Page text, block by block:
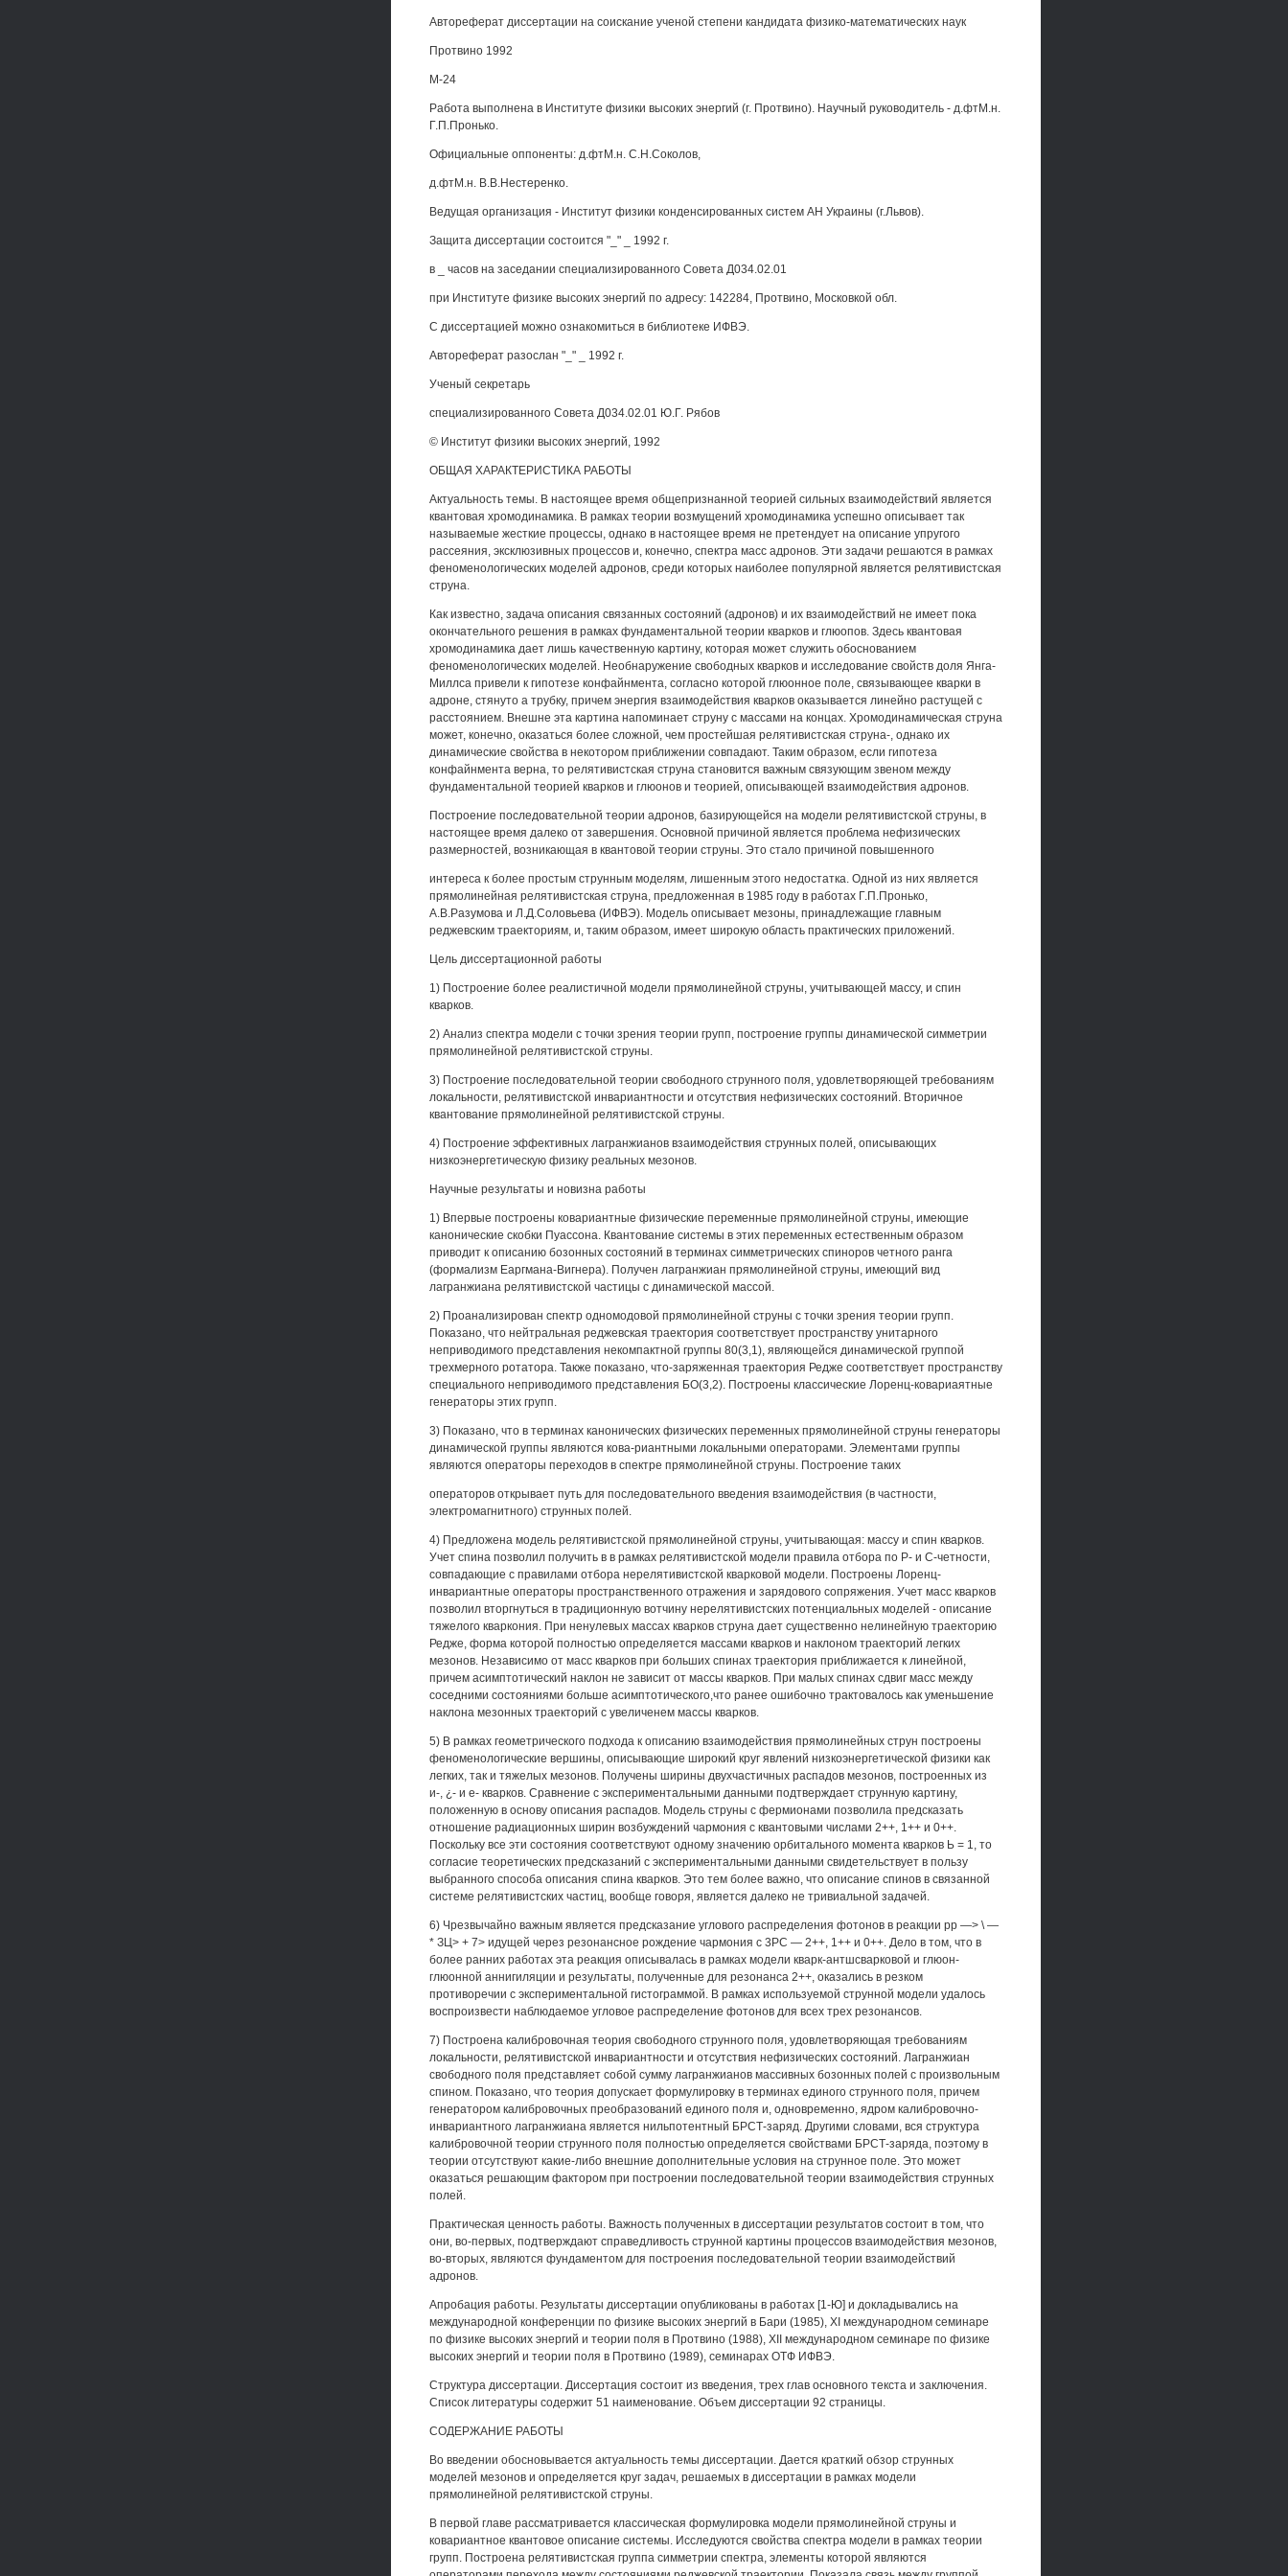
Автореферат диссертации на соискание ученой степени кандидата физико-математических наук
Протвино 1992
М-24
Работа выполнена в Институте физики высоких энергий (г. Протвино). Научный руководитель - д.фтМ.н.
Г.П.Пронько.
Официальные оппоненты: д.фтМ.н. С.Н.Соколов,
д.фтМ.н. В.В.Нестеренко.
Ведущая организация - Институт физики конденсированных систем АН Украины (г.Львов).
Защита диссертации состоится "_" _ 1992 г.
в _ часов на заседании специализированного Совета Д034.02.01
при Институте физике высоких энергий по адресу: 142284, Протвино, Московкой обл.
С диссертацией можно ознакомиться в библиотеке ИФВЭ.
Автореферат разослан "_" _ 1992 г.
Ученый секретарь
специализированного Совета Д034.02.01 Ю.Г. Рябов
© Институт физики высоких энергий, 1992
ОБЩАЯ ХАРАКТЕРИСТИКА РАБОТЫ
Актуальность темы. В настоящее время общепризнанной теорией сильных взаимодействий является
квантовая хромодинамика. В рамках теории возмущений хромодинамика успешно описывает так
называемые жесткие процессы, однако в настоящее время не претендует на описание упругого
рассеяния, эксклюзивных процессов и, конечно, спектра масс адронов. Эти задачи решаются в рамках
феноменологических моделей адронов, среди которых наиболее популярной является релятивистская
струна.
Как известно, задача описания связанных состояний (адронов) и их взаимодействий не имеет пока
окончательного решения в рамках фундаментальной теории кварков и глюопов. Здесь квантовая
хромодинамика дает лишь качественную картину, которая может служить обоснованием
феноменологических моделей. Необнаружение свободных кварков и исследование свойств доля Янга-
Миллса привели к гипотезе конфайнмента, согласно которой глюонное поле, связывающее кварки в
адроне, стянуто а трубку, причем энергия взаимодействия кварков оказывается линейно растущей с
расстоянием. Внешне эта картина напоминает струну с массами на концах. Хромодинамическая струна
может, конечно, оказаться более сложной, чем простейшая релятивистская струна-, однако их
динамические свойства в некотором приближении совпадают. Таким образом, если гипотеза
конфайнмента верна, то релятивистская струна становится важным связующим звеном между
фундаментальной теорией кварков и глюонов и теорией, описывающей взаимодействия адронов.
Построение последовательной теории адронов, базирующейся на модели релятивистской струны, в
настоящее время далеко от завершения. Основной причиной является проблема нефизических
размерностей, возникающая в квантовой теории струны. Это стало причиной повышенного
интереса к более простым струнным моделям, лишенным этого недостатка. Одной из них является
прямолинейная релятивистская струна, предложенная в 1985 году в работах Г.П.Пронько,
А.В.Разумова и Л.Д.Соловьева (ИФВЭ). Модель описывает мезоны, принадлежащие главным
реджевским траекториям, и, таким образом, имеет широкую область практических приложений.
Цель диссертационной работы
1) Построение более реалистичной модели прямолинейной струны, учитывающей массу, и спин
кварков.
2) Анализ спектра модели с точки зрения теории групп, построение группы динамической симметрии
прямолинейной релятивистской струны.
3) Построение последовательной теории свободного струнного поля, удовлетворяющей требованиям
локальности, релятивистской инвариантности и отсутствия нефизических состояний. Вторичное
квантование прямолинейной релятивистской струны.
4) Построение эффективных лагранжианов взаимодействия струнных полей, описывающих
низкоэнергетическую физику реальных мезонов.
Научные результаты и новизна работы
1) Впервые построены ковариантные физические переменные прямолинейной струны, имеющие
канонические скобки Пуассона. Квантование системы в этих переменных естественным образом
приводит к описанию бозонных состояний в терминах симметрических спиноров четного ранга
(формализм Еаргмана-Вигнера). Получен лагранжиан прямолинейной струны, имеющий вид
лагранжиана релятивистской частицы с динамической массой.
2) Проанализирован спектр одномодовой прямолинейной струны с точки зрения теории групп.
Показано, что нейтральная реджевская траектория соответствует пространству унитарного
неприводимого представления некомпактной группы 80(3,1), являющейся динамической группой
трехмерного ротатора. Также показано, что-заряженная траектория Редже соответствует пространству
специального неприводимого представления БО(3,2). Построены классические Лоренц-ковариаятные
генераторы этих групп.
3) Показано, что в терминах канонических физических переменных прямолинейной струны генераторы
динамической группы являются кова-риантными локальными операторами. Элементами группы
являются операторы переходов в спектре прямолинейной струны. Построение таких
операторов открывает путь для последовательного введения взаимодействия (в частности,
электромагнитного) струнных полей.
4) Предложена модель релятивистской прямолинейной струны, учитывающая: массу и спин кварков.
Учет спина позволил получить в в рамках релятивистской модели правила отбора по Р- и С-четности,
совпадающие с правилами отбора нерелятивистской кварковой модели. Построены Лоренц-
инвариантные операторы пространственного отражения и зарядового сопряжения. Учет масс кварков
позволил вторгнуться в традиционную вотчину нерелятивистских потенциальных моделей - описание
тяжелого кваркония. При ненулевых массах кварков струна дает существенно нелинейную траекторию
Редже, форма которой полностью определяется массами кварков и наклоном траекторий легких
мезонов. Независимо от масс кварков при больших спинах траектория приближается к линейной,
причем асимптотический наклон не зависит от массы кварков. При малых спинах сдвиг масс между
соседними состояниями больше асимптотического,что ранее ошибочно трактовалось как уменьшение
наклона мезонных траекторий с увеличенем массы кварков.
5) В рамках геометрического подхода к описанию взаимодействия прямолинейных струн построены
феноменологические вершины, описывающие широкий круг явлений низкоэнергетической физики как
легких, так и тяжелых мезонов. Получены ширины двухчастичных распадов мезонов, построенных из
и-, ¿- и е- кварков. Сравнение с экспериментальными данными подтверждает струнную картину,
положенную в основу описания распадов. Модель струны с фермионами позволила предсказать
отношение радиационных ширин возбуждений чармония с квантовыми числами 2++, 1++ и 0++.
Поскольку все эти состояния соответствуют одному значению орбитального момента кварков Ь = 1, то
согласие теоретических предсказаний с экспериментальными данными свидетельствует в пользу
выбранного способа описания спина кварков. Это тем более важно, что описание спинов в связанной
системе релятивистских частиц, вообще говоря, является далеко не тривиальной задачей.
6) Чрезвычайно важным является предсказание углового распределения фотонов в реакции рр —> \ —
* ЗЦ> + 7> идущей через резонансное рождение чармония с 3РС — 2++, 1++ и 0++. Дело в том, что в
более ранних работах эта реакция описывалась в рамках модели кварк-антшсварковой и глюон-
глюонной аннигиляции и результаты, полученные для резонанса 2++, оказались в резком
противоречии с экспериментальной гистограммой. В рамках используемой струнной модели удалось
воспроизвести наблюдаемое угловое распределение фотонов для всех трех резонансов.
7) Построена калибровочная теория свободного струнного поля, удовлетворяющая требованиям
локальности, релятивистской инвариантности и отсутствия нефизических состояний. Лагранжиан
свободного поля представляет собой сумму лагранжианов массивных бозонных полей с произвольным
спином. Показано, что теория допускает формулировку в терминах единого струнного поля, причем
генератором калибровочных преобразований единого поля и, одновременно, ядром калибровочно-
инвариантного лагранжиана является нильпотентный БРСТ-заряд. Другими словами, вся структура
калибровочной теории струнного поля полностью определяется свойствами БРСТ-заряда, поэтому в
теории отсутствуют какие-либо внешние дополнительные условия на струнное поле. Это может
оказаться решающим фактором при построении последовательной теории взаимодействия струнных
полей.
Практическая ценность работы. Важность полученных в диссертации результатов состоит в том, что
они, во-первых, подтверждают справедливость струнной картины процессов взаимодействия мезонов,
во-вторых, являются фундаментом для построения последовательной теории взаимодействий
адронов.
Апробация работы. Результаты диссертации опубликованы в работах [1-Ю] и докладывались на
международной конференции по физике высоких энергий в Бари (1985), XI международном семинаре
по физике высоких энергий и теории поля в Протвино (1988), XII международном семинаре по физике
высоких энергий и теории поля в Протвино (1989), семинарах ОТФ ИФВЭ.
Структура диссертации. Диссертация состоит из введения, трех глав основного текста и заключения.
Список литературы содержит 51 наименование. Объем диссертации 92 страницы.
СОДЕРЖАНИЕ РАБОТЫ
Во введении обосновывается актуальность темы диссертации. Дается краткий обзор струнных
моделей мезонов и определяется круг задач, решаемых в диссертации в рамках модели
прямолинейной релятивистской струны.
В первой главе рассматривается классическая формулировка модели прямолинейной струны и
ковариантное квантовое описание системы. Исследуются свойства спектра модели в рамках теории
групп. Построена релятивистская группа симметрии спектра, элементы которой являются